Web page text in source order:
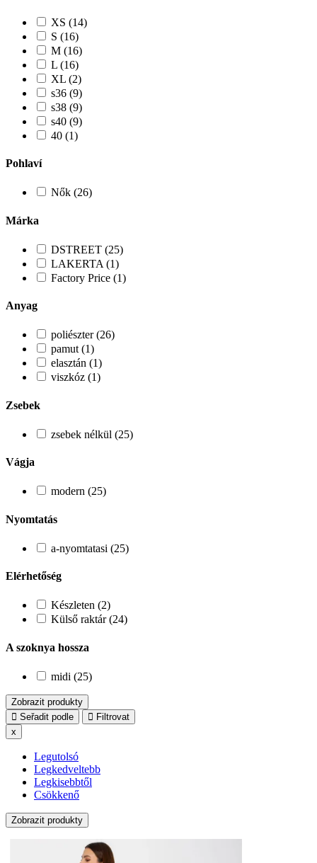
XS (14)
S (16)
M (16)
L (16)
XL (2)
s36 (9)
s38 (9)
s40 (9)
40 (1)
Pohlaví
Nők (26)
Márka
DSTREET (25)
LAKERTA (1)
Factory Price (1)
Anyag
poliészter (26)
pamut (1)
elasztán (1)
viszkóz (1)
Zsebek
zsebek nélkül (25)
Vágja
modern (25)
Nyomtatás
a-nyomtatasi (25)
Elérhetőség
Készleten (2)
Külső raktár (24)
A szoknya hossza
midi (25)
Zobrazit produkty
Seřadit podle
Filtrovat
x
Legutolsó
Legkedveltebb
Legkisebbtől
Csökkenő
Zobrazit produkty